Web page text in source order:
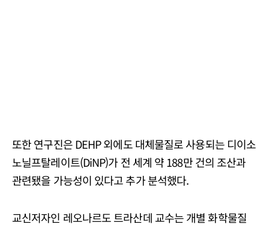
또한 연구진은 DEHP 외에도 대체물질로 사용되는 디이소
노닐프탈레이트(DiNP)가 전 세계 약 188만 건의 조산과
관련됐을 가능성이 있다고 추가 분석했다.
교신저자인 레오나르도 트라산데 교수는 개별 화학물질